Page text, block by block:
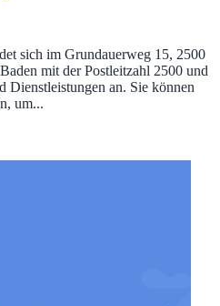
sich im Grundauerweg 15, 2500
mit der Postleitzahl 2500 und
Dienstleistungen an. Sie können
um...